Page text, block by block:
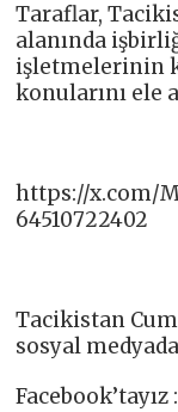
Taraflar,
alanında
işletmelerinin
konularını ele
https://x.com/
64510722402
Tacikistan
sosyal